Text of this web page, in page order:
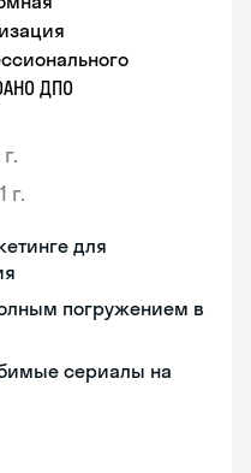
ДПО
г.
для
погружением в
сериалы на